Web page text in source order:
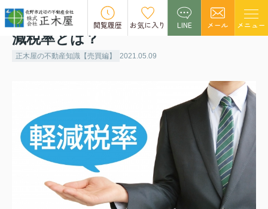
閲覧履歴 お気に入り LINE メール メニュー
不動産の売却における10年超所有軽
減税率とは？
正木屋の不動産知識【売買編】 2021.05.09